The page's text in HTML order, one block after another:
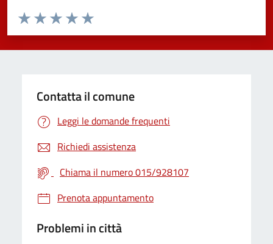
Valuta da 1 a 5 stelle la pagina
Valuta 5 stelle su 5
Valuta 4 stelle su 5
Valuta 3 stelle su 5
Valuta 2 stelle su 5
Valuta 1 stelle su 5
Contatta il comune
Leggi le domande frequenti
Richiedi assistenza
Chiama il numero 015/928107
Prenota appuntamento
Problemi in città